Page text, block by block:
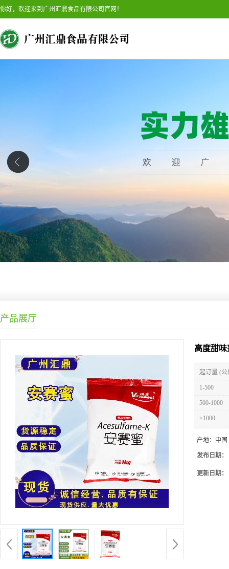
你好，欢迎来到广州汇鼎食品有限公司官网！
产品展厅
高度甜
起订量 (公
1-500
500-1000
≥1000
产地： 中国
发布日期：
更新日期：